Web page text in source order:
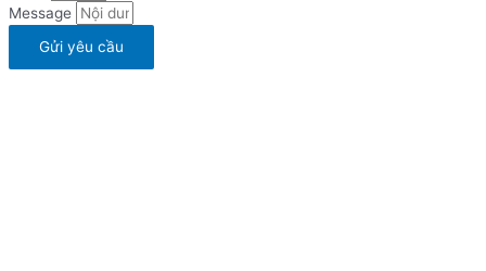
Message
Gửi yêu cầu